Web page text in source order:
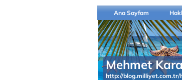
Ana Sayfam
Mehmet
http://blog.milliyet.com.tr/